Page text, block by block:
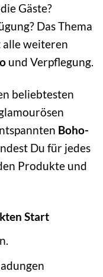
Gäste?
Das Thema
alle weiteren
und Verpflegung.
beliebtesten
Boho-
Du für jedes
Produkte und
Start